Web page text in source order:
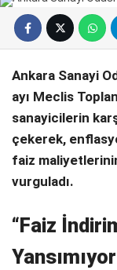
SIYASET
SPOR
Ankara Sanayi
ayı Meclis
sanayicilerin
çekerek,
faiz maliyetlerinin
vurguladı.
“Faiz